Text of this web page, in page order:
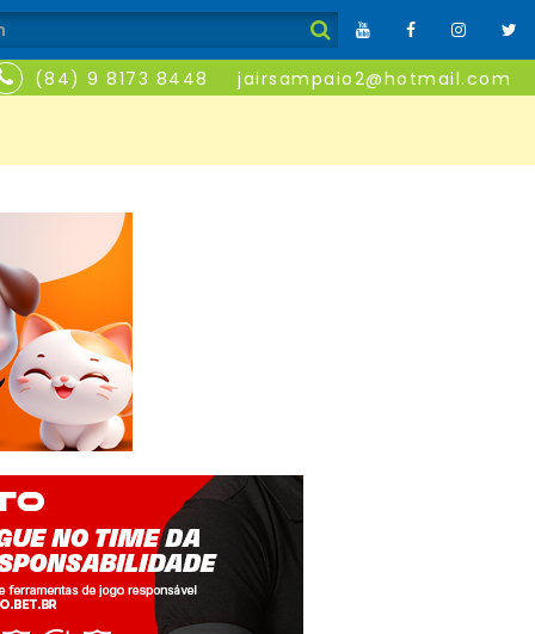
(84) 9 8173 8448 jairsampaio2@hotmail.com